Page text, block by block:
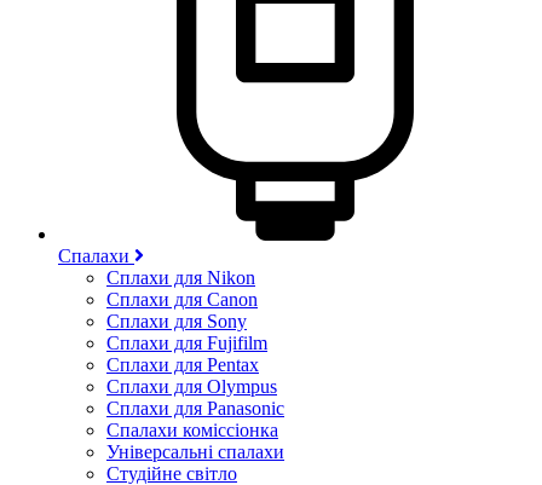
Спалахи
Сплахи для Nikon
Сплахи для Canon
Сплахи для Sony
Сплахи для Fujifilm
Сплахи для Pentax
Сплахи для Olympus
Сплахи для Panasonic
Спалахи коміссіонка
Універсальні спалахи
Студійне світло